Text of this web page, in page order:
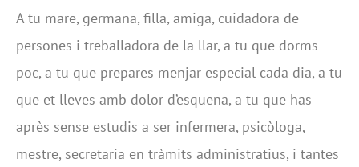
A tu mare, germana, filla, amiga, cuidadora de
persones i treballadora de la llar, a tu que dorms
poc, a tu que prepares menjar especial cada dia, a tu
que et lleves amb dolor d’esquena, a tu que has
après sense estudis a ser infermera, psicòloga,
mestre, secretaria en tràmits administratius, i tantes